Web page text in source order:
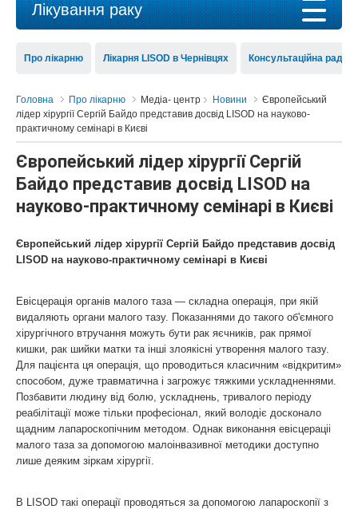
Лікування раку
Про лікарню Лікарня LISOD в Чернівцях Консультаційна рада
Головна Про лікарню Медіа- центр Новини
Європейський
лідер хірургії Сергій Байдо представив досвід LISOD на науково-
практичному семінарі в Києві
Європейський лідер хірургії Сергій
Байдо представив досвід LISOD на
науково-практичному семінарі в Києві
Європейський лідер хірургії Сергій Байдо представив досвід
LISOD на науково-практичному семінарі в Києві
Евісцерація органів малого таза — складна операція, при якій
видаляють органи малого тазу. Показаннями до такого об'ємного
хірургічного втручання можуть бути рак яєчників, рак прямої
кишки, рак шийки матки та інші злоякісні утворення малого тазу.
Для пацієнта ця операція, що проводиться класичним «відкритим»
способом, дуже травматична і загрожує тяжкими ускладненнями.
Позбавити людину від болю, ускладнень, тривалого періоду
реабілітації може тільки професіонал, який володіє досконало
щадним лапароскопічним методом. Однак виконання евісцераціі
малого таза за допомогою малоінвазивної методики доступно
лише деяким зіркам хірургії.
В LISOD такі операції проводяться за допомогою лапароскопії з